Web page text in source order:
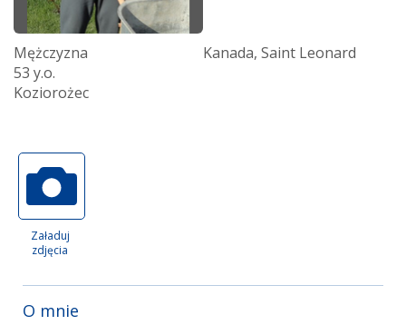
Mężczyzna
53 y.o.
Koziorożec
Kanada, Saint Leonard
Załaduj
zdjęcia
O mnie